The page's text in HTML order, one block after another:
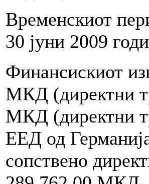
Временскиот
30 јуни 2009
Финансискиот
МКД (директни
МКД (директни
ЕЕД од
сопствено